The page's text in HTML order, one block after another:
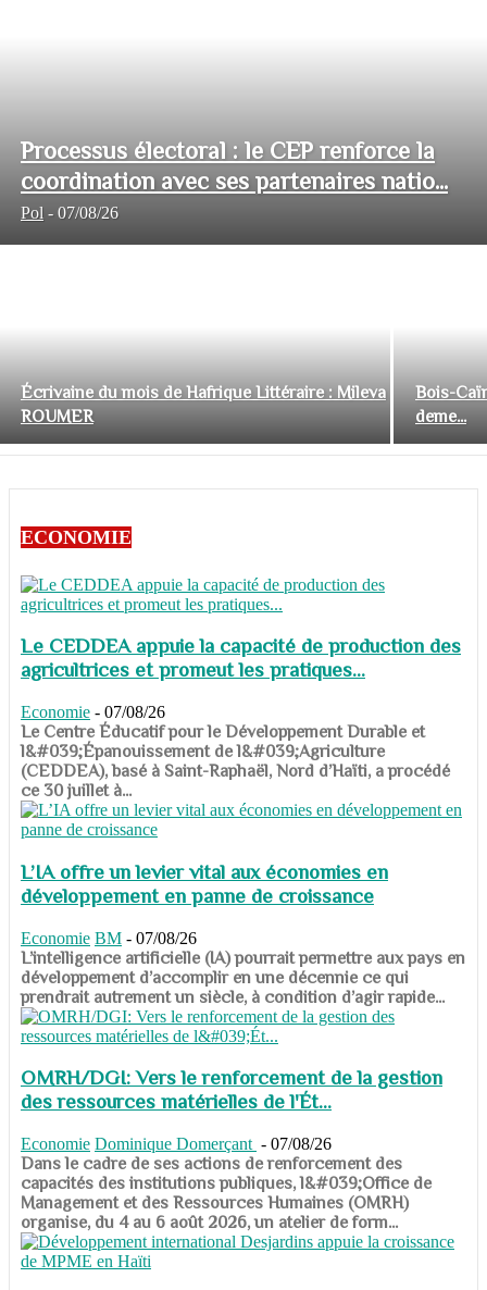
Processus électoral : le CEP renforce la
coordination avec ses partenaires natio...
Pol - 07/08/26
Écrivaine du mois de Hafrique Littéraire : Mileva
ROUMER
Bois-
deme...
ECONOMIE
Le CEDDEA appuie la capacité de production des
agricultrices et promeut les pratiques...
Economie - 07/08/26
​​​​​​​Le Centre Éducatif pour le Développement Durable et
l&#039;Épanouissement de l&#039;Agriculture
(CEDDEA), basé à Saint-Raphaël, Nord d’Haïti, a procédé
ce 30 juillet à...
L’IA offre un levier vital aux économies en
développement en panne de croissance
Economie BM - 07/08/26
​​​​​​​L’intelligence artificielle (IA) pourrait permettre aux pays en
développement d’accomplir en une décennie ce qui
prendrait autrement un siècle, à condition d’agir rapide...
OMRH/DGI: Vers le renforcement de la gestion
des ressources matérielles de l'Ét...
Economie Dominique Domerçant - 07/08/26
Dans le cadre de ses actions de renforcement des
capacités des institutions publiques, l&#039;Office de
Management et des Ressources Humaines (OMRH)
organise, du 4 au 6 août 2026, un atelier de form...